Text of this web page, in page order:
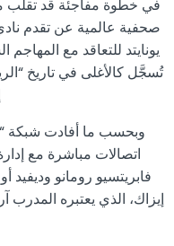
في خطوة مفاجئة قد تقلب
صحفية عالمية عن تقدم
يونايتد للتعاقد مع
اتصالات مباشرة مع
فابريتسيو رومانو وديفيد
إيزاك، الذي يعتبره